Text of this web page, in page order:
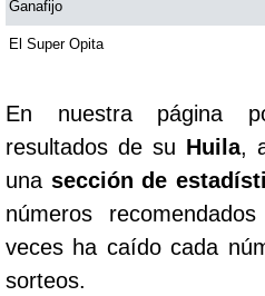
Saman de la suerte
Sinuano Día
Sinuano Noche
Super Chontico
Ganafijo
El Super Opita
En nuestra página
resultados de su Huila,
una sección de
números
veces ha caído cada
sorteos.